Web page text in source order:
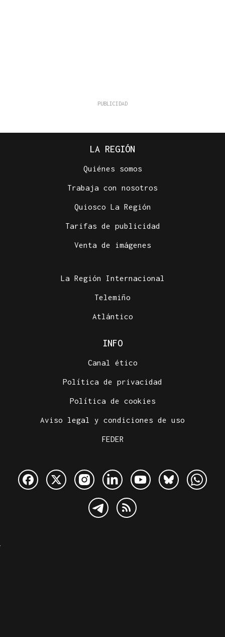
LA REGIÓN
Quiénes somos
Trabaja con nosotros
Quiosco La Región
Tarifas de publicidad
Venta de imágenes
La Región Internacional
Telemiño
Atlántico
INFO
Canal ético
Política de privacidad
Política de cookies
Aviso legal y condiciones de uso
FEDER